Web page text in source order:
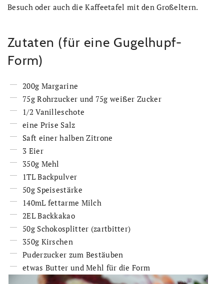
Besuch oder auch die Kaffeetafel mit den Großeltern.
Zutaten (für eine Gugelhupf-
Form)
200g Margarine
75g Rohrzucker und 75g weißer Zucker
1/2 Vanilleschote
eine Prise Salz
Saft einer halben Zitrone
3 Eier
350g Mehl
1TL Backpulver
50g Speisestärke
140mL fettarme Milch
2EL Backkakao
50g Schokosplitter (zartbitter)
350g Kirschen
Puderzucker zum Bestäuben
etwas Butter und Mehl für die Form